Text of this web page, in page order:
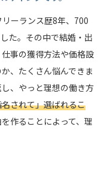
ーランス歴8年、700
た。その中で結婚・出
事の獲得方法や価格設
、たくさん悩んできま
、やっと理想の働き方
されて」選ばれるこ
作ることによって、理